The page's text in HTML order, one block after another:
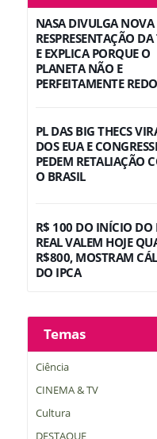
NASA DIVULGA NOVA
RESPRESENTAÇÃO DA
E EXPLICA PORQUE O
PLANETA NÃO E
PERFEITAMENTE
PL DAS BIG THECS
DOS EUA E
PEDEM RETALIAÇÃO
O BRASIL
R$ 100 DO INÍCIO DO
REAL VALEM HOJE
R$800, MOSTRAM
DO IPCA
Temas
Ciência
CINEMA & TV
Cultura
DESTAQUE